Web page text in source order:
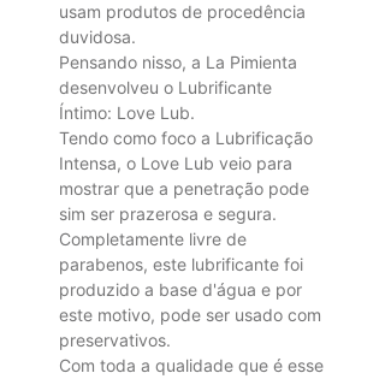
usam produtos de procedência
duvidosa.
Pensando nisso, a La Pimienta
desenvolveu o Lubrificante
Íntimo: Love Lub.
Tendo como foco a Lubrificação
Intensa, o Love Lub veio para
mostrar que a penetração pode
sim ser prazerosa e segura.
Completamente livre de
parabenos, este lubrificante foi
produzido a base d'água e por
este motivo, pode ser usado com
preservativos.
Com toda a qualidade que é esse